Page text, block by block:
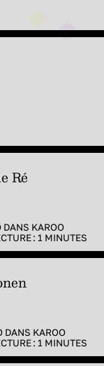
Ré
DANS KAROO
: 1 MINUTES
DANS KAROO
: 1 MINUTES